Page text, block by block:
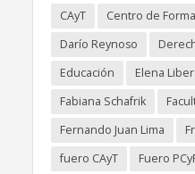
CAyT
Centro de
Darío Reynoso
Educación
Elena
Fabiana Schafrik
Fernando Juan Lima
fuero CAyT
Fuero